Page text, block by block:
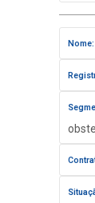
Nome: